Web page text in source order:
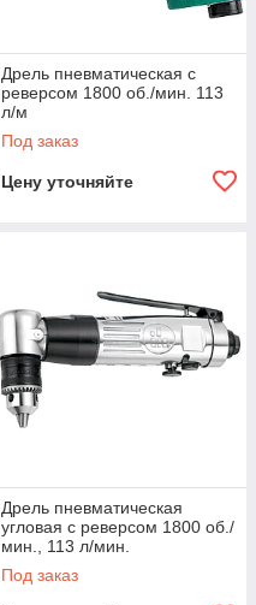
Дрель пневматическая с
реверсом 1800 об./мин. 113
л/м
Под заказ
Цену уточняйте
Дрель пневматическая
угловая с реверсом 1800 об./
мин., 113 л/мин.
Под заказ